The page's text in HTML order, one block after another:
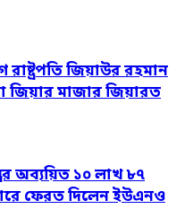
জিয়াউর রহমান
জিয়ার মাজার জিয়ারত
অব্যয়িত ১০ লাখ ৮৭
ফেরত দিলেন ইউএনও